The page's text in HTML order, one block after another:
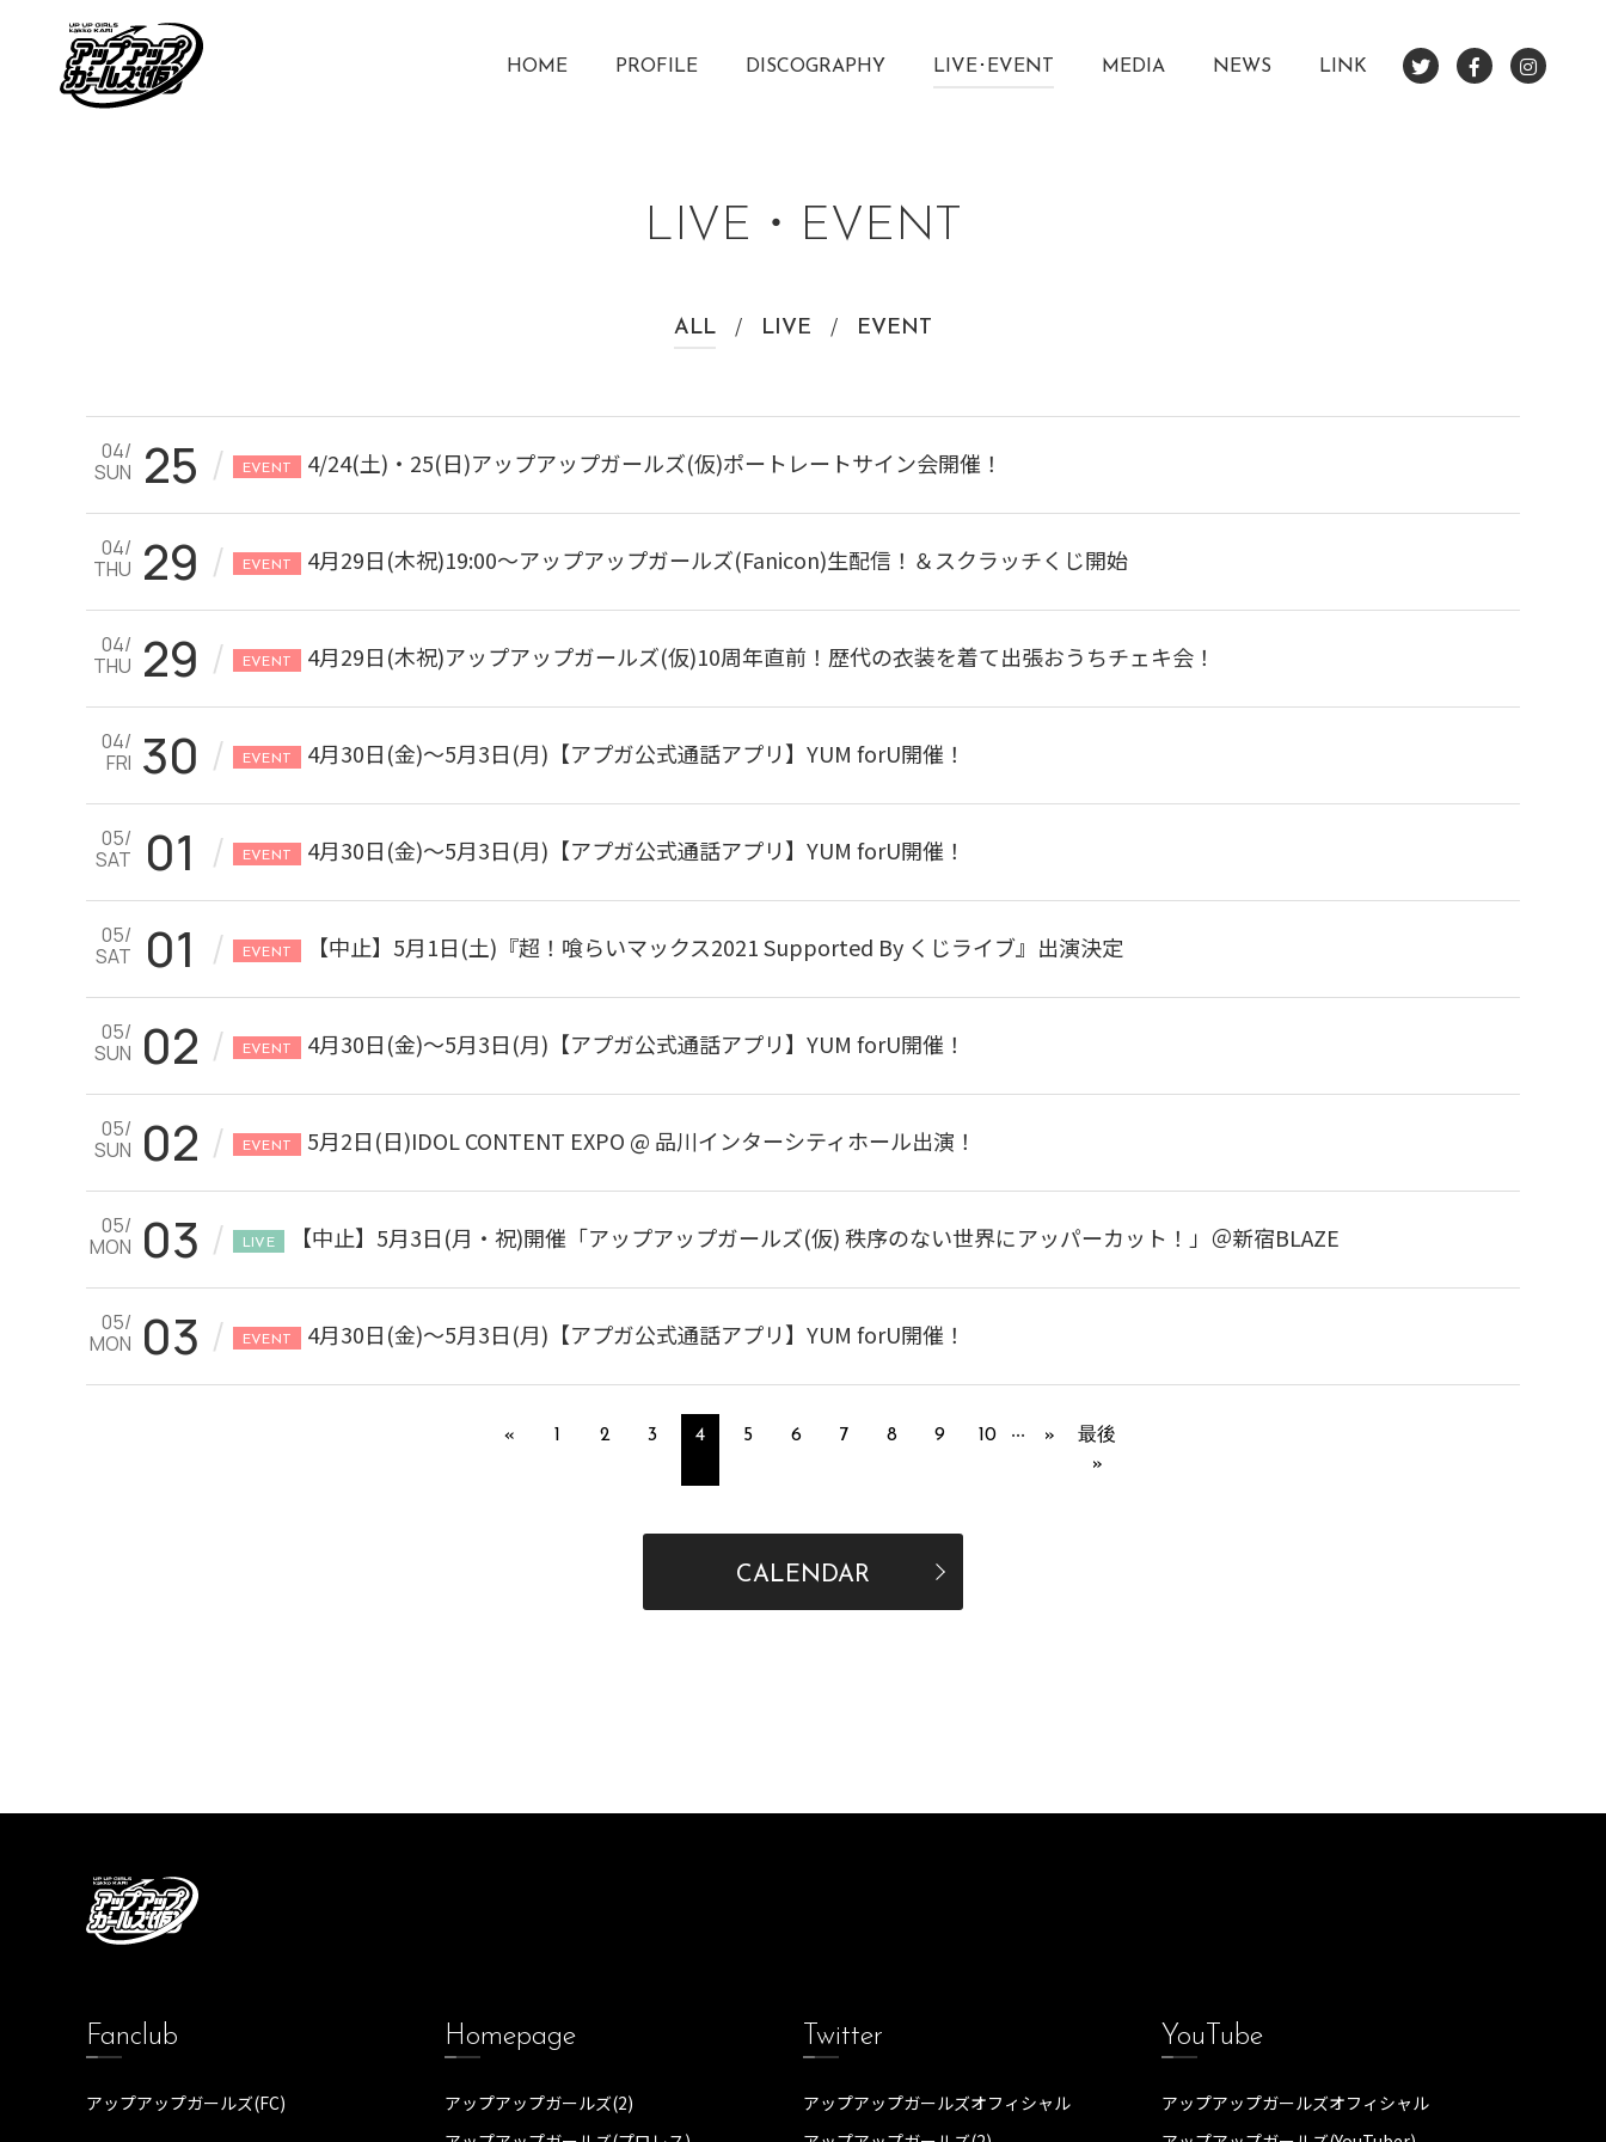
HOME PROFILE DISCOGRAPHY LIVE･EVENT MEDIA NEWS LINK
LIVE・EVENT
ALL LIVE EVENT
04/
SUN 25 / EVENT 4/24(土)・25(日)アップアップガールズ(仮)ポートレートサイン会開催！
04/
THU 29 / EVENT 4月29日(木祝)19:00～アップアップガールズ(Fanicon)生配信！＆スクラッチくじ開始
04/
THU 29 / EVENT 4月29日(木祝)アップアップガールズ(仮)10周年直前！歴代の衣装を着て出張おうちチェキ会！
04/
FRI 30 / EVENT 4月30日(金)～5月3日(月)【アプガ公式通話アプリ】YUM forU開催！
05/
SAT
01 / EVENT 4月30日(金)～5月3日(月)【アプガ公式通話アプリ】YUM forU開催！
05/
SAT
01 / EVENT 【中止】5月1日(土)『超！喰らいマックス2021 Supported By くじライブ』出演決定
05/
SUN 02 / EVENT 4月30日(金)～5月3日(月)【アプガ公式通話アプリ】YUM forU開催！
05/
SUN 02 / EVENT 5月2日(日)IDOL CONTENT EXPO @ 品川インターシティホール出演！
05/
MON 03 / LIVE 【中止】5月3日(月・祝)開催「アップアップガールズ(仮) 秩序のない世界にアッパーカット！」＠新宿BLAZE
05/
MON 03 / EVENT 4月30日(金)～5月3日(月)【アプガ公式通話アプリ】YUM forU開催！
« 1 2 3 4 5 6 7 8 9 10 ... »
最後
»
CALENDAR
Fanclub
アップアップガールズ(FC)
Homepage
アップアップガールズ(2)
Twitter
アップアップガールズオフィシャル
YouTube
アップアップガールズオフィシャル